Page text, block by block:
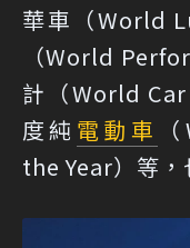
華車（World
（World
計（World
度純 電動車
the Year）等，